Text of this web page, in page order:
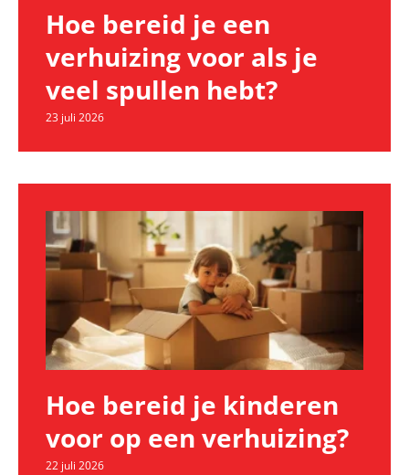
Hoe bereid je een
verhuizing voor als je
veel spullen hebt?
23 juli 2026
Hoe bereid je kinderen
voor op een verhuizing?
22 juli 2026